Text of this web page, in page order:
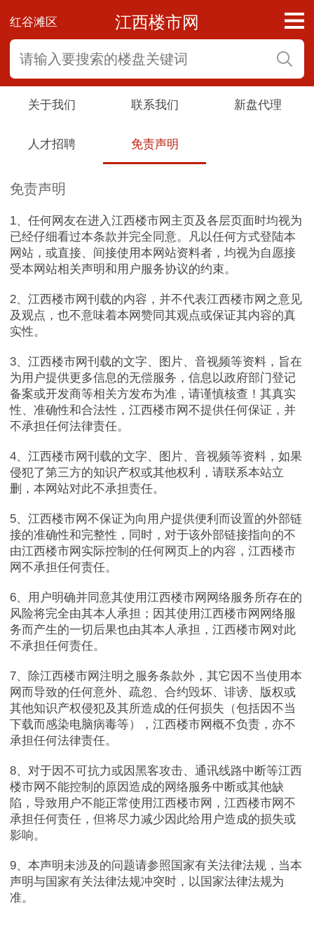
红谷滩区 江西楼市网
关于我们 联系我们 新盘代理
人才招聘 免责声明
免责声明
1、任何网友在进入江西楼市网主页及各层页面时均视为
已经仔细看过本条款并完全同意。凡以任何方式登陆本
网站，或直接、间接使用本网站资料者，均视为自愿接
受本网站相关声明和用户服务协议的约束。
2、江西楼市网刊载的内容，并不代表江西楼市网之意见
及观点，也不意味着本网赞同其观点或保证其内容的真
实性。
3、江西楼市网刊载的文字、图片、音视频等资料，旨在
为用户提供更多信息的无偿服务，信息以政府部门登记
备案或开发商等相关方发布为准，请谨慎核查！其真实
性、准确性和合法性，江西楼市网不提供任何保证，并
不承担任何法律责任。
4、江西楼市网刊载的文字、图片、音视频等资料，如果
侵犯了第三方的知识产权或其他权利，请联系本站立
删，本网站对此不承担责任。
5、江西楼市网不保证为向用户提供便利而设置的外部链
接的准确性和完整性，同时，对于该外部链接指向的不
由江西楼市网实际控制的任何网页上的内容，江西楼市
网不承担任何责任。
6、用户明确并同意其使用江西楼市网网络服务所存在的
风险将完全由其本人承担；因其使用江西楼市网网络服
务而产生的一切后果也由其本人承担，江西楼市网对此
不承担任何责任。
7、除江西楼市网注明之服务条款外，其它因不当使用本
网而导致的任何意外、疏忽、合约毁坏、诽谤、版权或
其他知识产权侵犯及其所造成的任何损失（包括因不当
下载而感染电脑病毒等），江西楼市网概不负责，亦不
承担任何法律责任。
8、对于因不可抗力或因黑客攻击、通讯线路中断等江西
楼市网不能控制的原因造成的网络服务中断或其他缺
陷，导致用户不能正常使用江西楼市网，江西楼市网不
承担任何责任，但将尽力减少因此给用户造成的损失或
影响。
9、本声明未涉及的问题请参照国家有关法律法规，当本
声明与国家有关法律法规冲突时，以国家法律法规为
准。
西湖区
青云谱区
红谷滩区
高新区
新建区
湾里
南昌县
安义县